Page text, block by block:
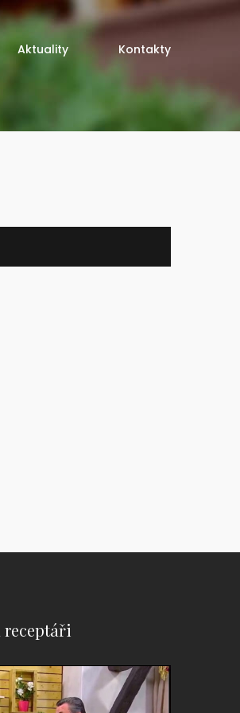
Aktuality Kontakty
receptáři